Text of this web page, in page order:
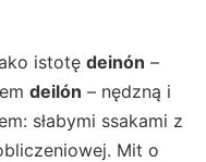
istotę deinón –
deilón – nędzną i
słabymi ssakami z
Mit o